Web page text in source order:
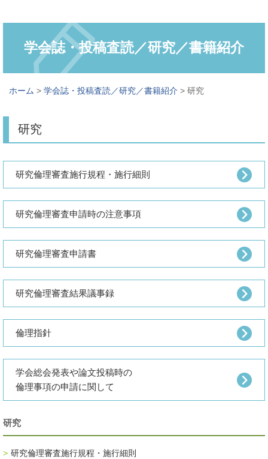
学会誌・投稿査読／研究／書籍紹介
ホーム > 学会誌・投稿査読／研究／書籍紹介 > 研究
研究
研究倫理審査施行規程・施行細則
研究倫理審査申請時の注意事項
研究倫理審査申請書
研究倫理審査結果議事録
倫理指針
学会総会発表や論文投稿時の
倫理事項の申請に関して
研究
研究倫理審査施行規程・施行細則